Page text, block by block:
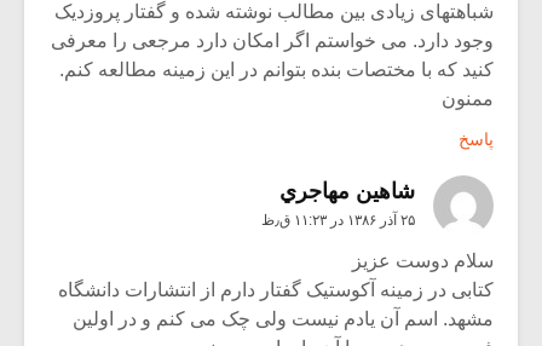
شباهتهای زیادی بین مطالب نوشته شده و گفتار پروزدیک
وجود دارد. می خواستم اگر امکان دارد مرجعی را معرفی
کنید که با مختصات بنده بتوانم در این زمینه مطالعه کنم.
ممنون
پاسخ
شاهين مهاجري
۲۵ آذر ۱۳۸۶ در ۱۱:۲۳ ق٫ظ
سلام دوست عزیز
کتابی در زمینه آکوستیک گفتار دارم از انتشارات دانشگاه
مشهد. اسم آن یادم نیست ولی چک می کنم و در اولین